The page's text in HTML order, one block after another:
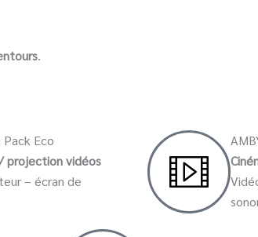
.
Eco
projection vidéos
– écran de